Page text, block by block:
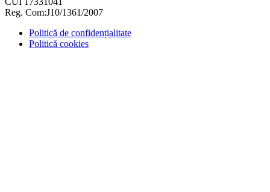
Reg. Com:J10/1361/2007
Politică de confidențialitate
Politică cookies